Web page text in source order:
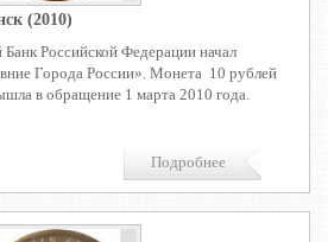
(2010)
Российской Федерации начал
Города России». Монета 10 рублей
в обращение 1 марта 2010 года.
Подробнее